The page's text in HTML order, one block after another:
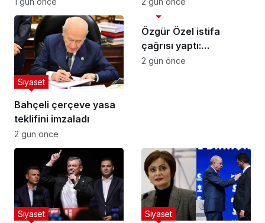
kapanmadan çerçeve
yasa çıkarılmalıdır”
Bahçeli çerçeve yasa
teklifini imzaladı
Siyaset
2 gün önce
Özgür Özel istifa
çağrısı yaptı:
Darbecilerden
Siyaset
2 gün önce
Siyaset Siyaset